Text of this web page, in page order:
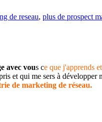
de reseau, plus de prospect
avec vous ce que j'apprends
et qui me sers à développer
de marketing de réseau.